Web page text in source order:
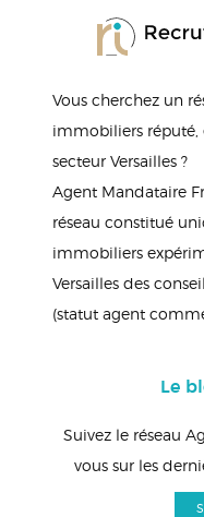
Vous cherchez un
immobiliers réputé,
secteur Versailles ?
Agent Mandataire
réseau constitué
immobiliers
Versailles des
(statut agent
Le
Suivez le réseau
vous sur les